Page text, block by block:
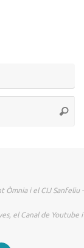
Òmnia i el CIJ Sanfeliu -
el Canal de Youtube i